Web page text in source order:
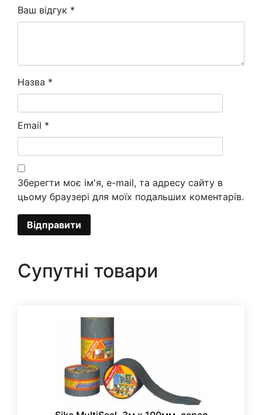
Ваш відгук *
Назва *
Email *
Зберегти моє ім'я, e-mail, та адресу сайту в
цьому браузері для моїх подальших коментарів.
Супутні товари